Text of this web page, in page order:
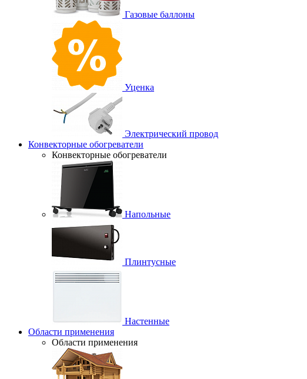
Газовые баллоны
Уценка
Электрический провод
Конвекторные обогреватели
Конвекторные обогреватели
Напольные
Плинтусные
Настенные
Области применения
Области применения